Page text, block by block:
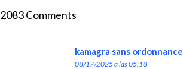
2083 Comments
kamagra sans ordonnance
08/17/2025 a las 05:18